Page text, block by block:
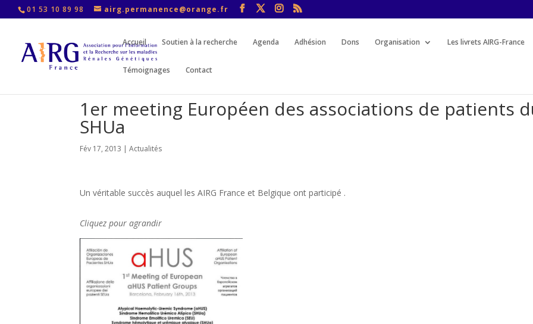
01 53 10 89 98 airg.permanence@orange.fr
Accueil Soutien à la recherche Agenda Adhésion Dons Organisation Les livrets AIRG-France
Témoignages Contact
1er meeting Européen des associations de patients
SHUa
Fév 17, 2013 |Actualités
Un véritable succès auquel les AIRG France et Belgique ont participé .
Cliquez pour agrandir